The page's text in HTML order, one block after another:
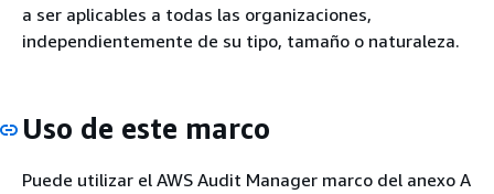
a ser aplicables a todas las organizaciones,
independientemente de su tipo, tamaño o naturaleza.
Uso de este marco
Puede utilizar el AWS Audit Manager marco del anexo A